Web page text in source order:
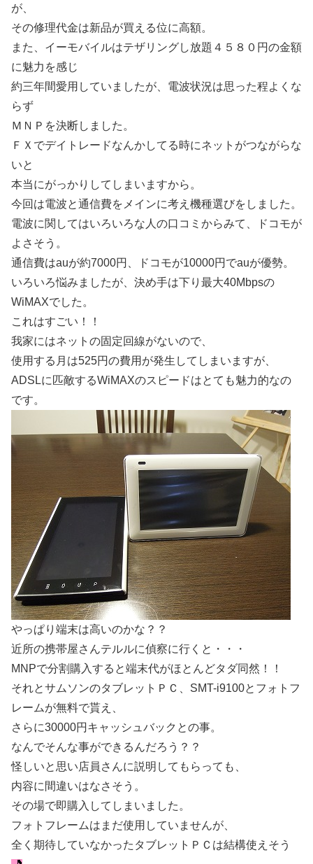
が、
その修理代金は新品が買える位に高額。
また、イーモバイルはテザリングし放題４５８０円の金額
に魅力を感じ
約三年間愛用していましたが、電波状況は思った程よくな
らず
ＭＮＰを決断しました。
ＦＸでデイトレードなんかしてる時にネットがつながらな
いと
本当にがっかりしてしまいますから。
今回は電波と通信費をメインに考え機種選びをしました。
電波に関してはいろいろな人の口コミからみて、ドコモが
よさそう。
通信費はauが約7000円、ドコモが10000円でauが優勢。
いろいろ悩みましたが、決め手は下り最大40Mbpsの
WiMAXでした。
これはすごい！！
我家にはネットの固定回線がないので、
使用する月は525円の費用が発生してしまいますが、
ADSLに匹敵するWiMAXのスピードはとても魅力的なの
です。
やっぱり端末は高いのかな？？
近所の携帯屋さんテルルに偵察に行くと・・・
MNPで分割購入すると端末代がほとんどタダ同然！！
それとサムソンのタブレットＰＣ、SMT-i9100とフォトフ
レームが無料で貰え、
さらに30000円キャッシュバックとの事。
なんでそんな事ができるんだろう？？
怪しいと思い店員さんに説明してもらっても、
内容に間違いはなさそう。
その場で即購入してしまいました。
フォトフレームはまだ使用していませんが、
全く期待していなかったタブレットＰＣは結構使えそう